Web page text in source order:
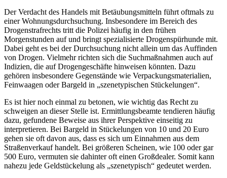
Der Verdacht des Handels mit Betäubungsmitteln führt oftmals zu
einer Wohnungsdurchsuchung. Insbesondere im Bereich des
Drogenstrafrechts tritt die Polizei häufig in den frühen
Morgenstunden auf und bringt spezialisierte Drogenspürhunde mit.
Dabei geht es bei der Durchsuchung nicht allein um das Auffinden
von Drogen. Vielmehr richten sich die Suchmaßnahmen auch auf
Indizien, die auf Drogengeschäfte hinweisen könnten. Dazu
gehören insbesondere Gegenstände wie Verpackungsmaterialien,
Feinwaagen oder Bargeld in „szenetypischen Stückelungen“.
Es ist hier noch einmal zu betonen, wie wichtig das Recht zu
schweigen an dieser Stelle ist. Ermittlungsbeamte tendieren häufig
dazu, gefundene Beweise aus ihrer Perspektive einseitig zu
interpretieren. Bei Bargeld in Stückelungen von 10 und 20 Euro
gehen sie oft davon aus, dass es sich um Einnahmen aus dem
Straßenverkauf handelt. Bei größeren Scheinen, wie 100 oder gar
500 Euro, vermuten sie dahinter oft einen Großdealer. Somit kann
nahezu jede Geldstückelung als „szenetypisch“ gedeutet werden.